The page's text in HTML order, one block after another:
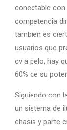
conectable con
competencia
también es
usuarios que
cv a pelo, hay
60% de su
Siguiendo con
un sistema de
chasis y parte